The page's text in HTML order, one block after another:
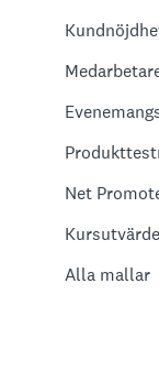
Net
Alla mallar